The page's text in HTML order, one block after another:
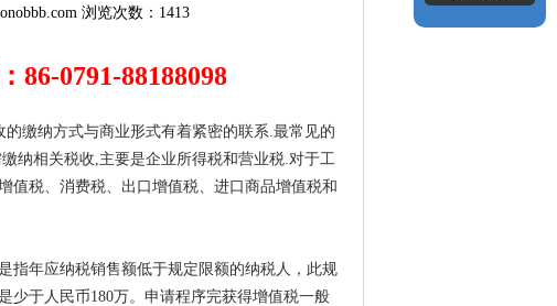
浏览次数：1413
86-0791-88188098
缴纳方式与商业形式有着紧密的联系.最常见的
纳相关税收,主要是企业所得税和营业税.对于工
值税、消费税、出口增值税、进口商品增值税和
指年应纳税销售额低于规定限额的纳税人，此规
少于人民币180万。申请程序完获得增值税一般